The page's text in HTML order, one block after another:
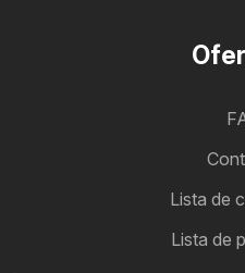
Lista de
Lista de